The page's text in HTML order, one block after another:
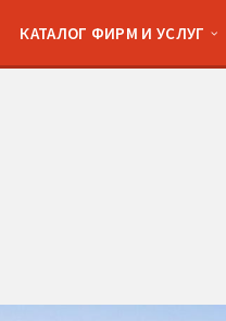
КАТАЛОГ ФИРМ И УСЛУГ